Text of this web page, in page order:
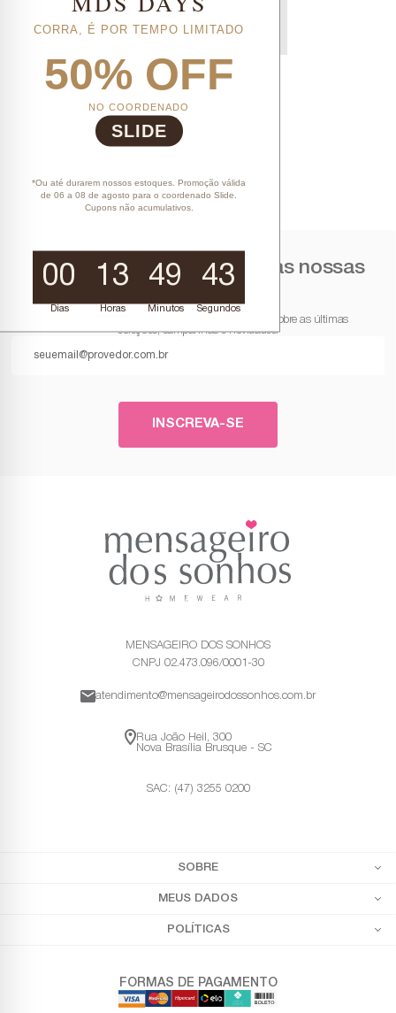
R$ 79,13 no PIX ou Boleto!
R$ 109,90R$ 87,92
Cadastre-se para receber as nossas
ofertas
Inscreva-se para receber atualizações por e-mail sobre as últimas
coleções, campanhas e novidades.
INSCREVA-SE
MENSAGEIRO DOS SONHOS
CNPJ 02.473.096/0001-30
atendimento@mensageirodossonhos.com.br
Rua João Heil, 300
Nova Brasília Brusque - SC
SAC: (47) 3255 0200
SOBRE
MEUS DADOS
POLÍTICAS
FORMAS DE PAGAMENTO
CORRA, É POR TEMPO LIMITADO
50% OFF
NO COORDENADO
SLIDE
*Ou até durarem nossos estoques. Promoção válida
de 06 a 08 de agosto para o coordenado Slide.
Cupons não acumulativos.
00
Dias
13
Horas
49
Minutos
43
Segundos